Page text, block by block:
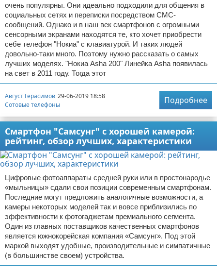
очень популярны. Они идеально подходили для общения в
социальных сетях и переписки посредством СМС-
сообщений. Однако и в наш век смартфонов с огромными
сенсорными экранами находятся те, кто хочет приобрести
себе телефон "Нокиа" с клавиатурой. И таких людей
довольно-таки много. Поэтому нужно рассказать о самых
лучших моделях. "Нокиа Asha 200" Линейка Asha появилась
на свет в 2011 году. Тогда этот
Август Герасимов 29-06-2019 18:58
Сотовые телефоны
Подробнее
Смартфон "Самсунг" с хорошей камерой:
рейтинг, обзор лучших, характеристики
Цифровые фотоаппараты средней руки или в простонародье
«мыльницы» сдали свои позиции современным смартфонам.
Последние могут предложить аналогичные возможности, а
камеры некоторых моделей так и вовсе приблизились по
эффективности к фотогаджетам премиального сегмента.
Один из главных поставщиков качественных смартфонов
является южнокорейская компания «Самсунг». Под этой
маркой выходят удобные, производительные и симпатичные
(в большинстве своем) устройства.